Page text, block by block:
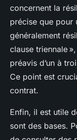
concernent la
précise que pour
généralement
clause triennale
préavis d’un à
Ce point est
contrat.
Enfin, il est utile
sont des bases.